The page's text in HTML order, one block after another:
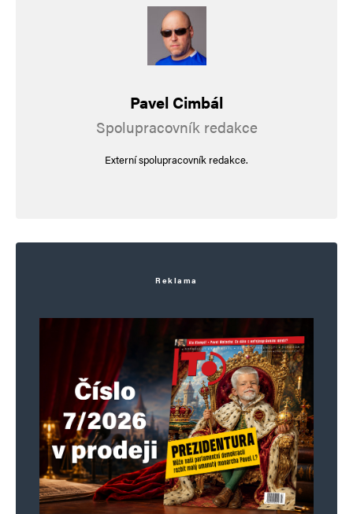
Pavel Cimbál
Spolupracovník redakce
Externí spolupracovník redakce.
Reklama